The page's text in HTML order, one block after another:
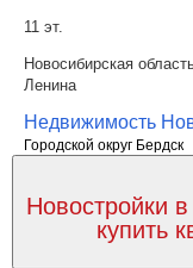
11 эт.
Новосибирская
Ленина
Недвижимость
Городской округ Бердск
Новостройки
купить